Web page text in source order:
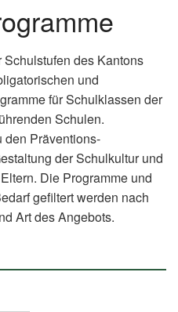
des Kantons
und
für Schulklassen der
Schulen.
den Präventions-
der Schulkultur und
Die Programme und
gefiltert werden nach
Art des Angebots.